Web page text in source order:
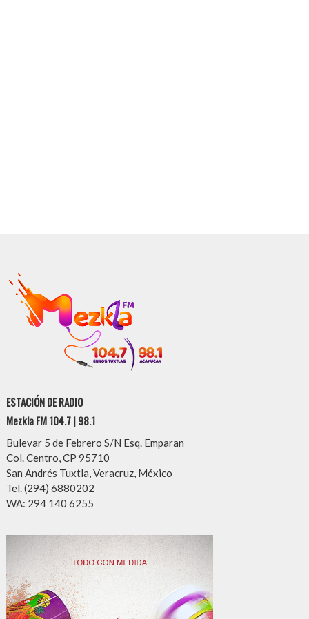
ESTACIÓN DE RADIO
Mezkla FM 104.7 | 98.1
Bulevar 5 de Febrero S/N Esq. Emparan
Col. Centro, CP 95710
San Andrés Tuxtla, Veracruz, México
Tel. (294) 6880202
WA: 294 140 6255